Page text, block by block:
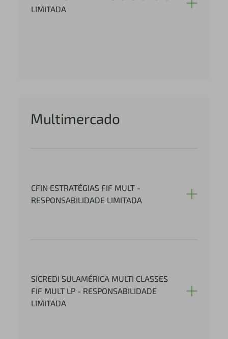
LIMITADA
Multimercado
CFIN ESTRATÉGIAS FIF MULT -
RESPONSABILIDADE LIMITADA
SICREDI SULAMÉRICA MULTI CLASSES
FIF MULT LP - RESPONSABILIDADE
LIMITADA